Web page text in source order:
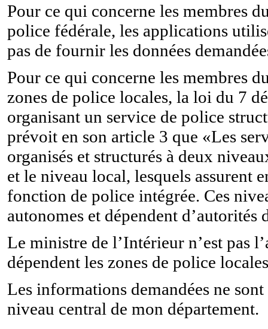
Pour ce qui concerne les membres
police fédérale, les applications
pas de fournir les données
Pour ce qui concerne les membres
zones de police locales, la loi du 7
organisant un service de police
prévoit en son article 3 que «Les
organisés et structurés à deux
et le niveau local, lesquels assurent
fonction de police intégrée. Ces
autonomes et dépendent d’autorités
Le ministre de l’Intérieur n’est pas
dépendent les zones de police
Les informations demandées ne
niveau central de mon département.